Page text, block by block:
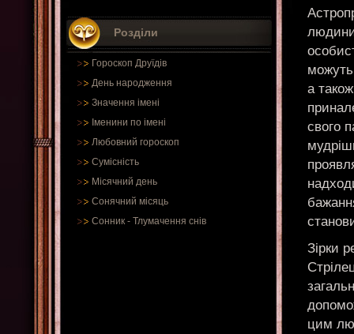
Розділи
Гороскоп Друїдів
День народження
Значення імені
Іменини по імені
Любовний гороскоп
Сумісність
Місячний день
Сонячний місяць
Сонник - Тлумачення снів
людини
а
свого
Зірки
цим